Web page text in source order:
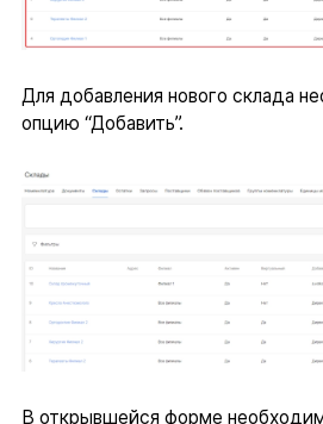
Для добавления нового склада
опцию “Добавить”.
В открывшейся форме